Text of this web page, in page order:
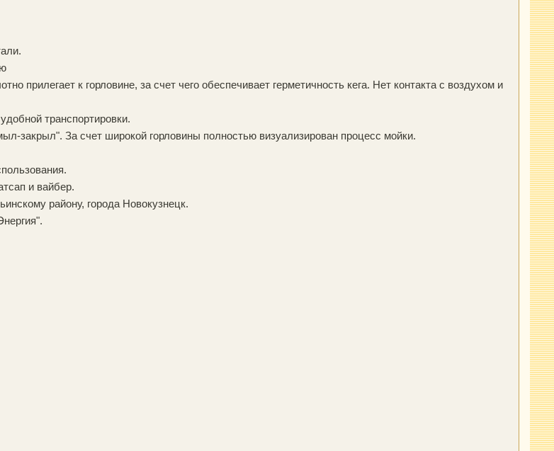
прилегает к горловине, за счет чего обеспечивает герметичность кега. Нет контакта с воздухом и
транспортировки.
закрыл". За счет широкой горловины полностью визуализирован процесс мойки.
и вайбер.
району, города Новокузнецк.